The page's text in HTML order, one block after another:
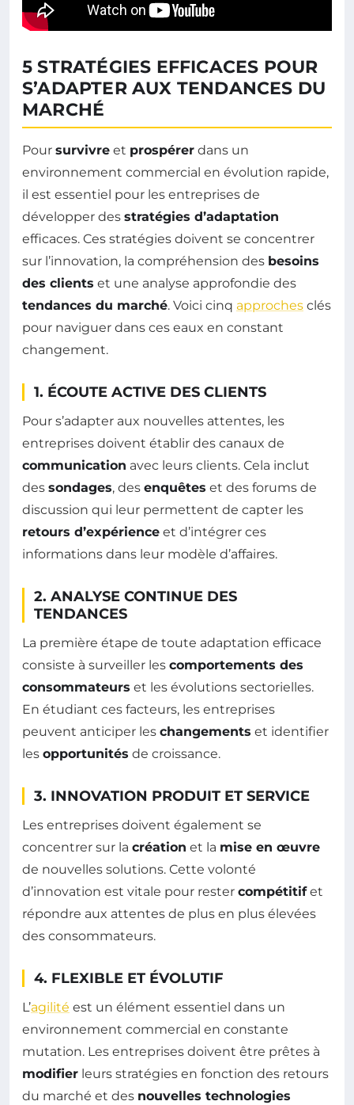
5 STRATÉGIES EFFICACES POUR
S’ADAPTER AUX TENDANCES DU
MARCHÉ
Pour survivre et prospérer dans un
environnement commercial en évolution rapide,
il est essentiel pour les entreprises de
développer des stratégies d’adaptation
efficaces. Ces stratégies doivent se concentrer
sur l’innovation, la compréhension des besoins
des clients et une analyse approfondie des
tendances du marché. Voici cinq approches clés
pour naviguer dans ces eaux en constant
changement.
1. ÉCOUTE ACTIVE DES CLIENTS
Pour s’adapter aux nouvelles attentes, les
entreprises doivent établir des canaux de
communication avec leurs clients. Cela inclut
des sondages, des enquêtes et des forums de
discussion qui leur permettent de capter les
retours d’expérience et d’intégrer ces
informations dans leur modèle d’affaires.
2. ANALYSE CONTINUE DES
TENDANCES
La première étape de toute adaptation efficace
consiste à surveiller les comportements des
consommateurs et les évolutions sectorielles.
En étudiant ces facteurs, les entreprises
peuvent anticiper les changements et identifier
les opportunités de croissance.
3. INNOVATION PRODUIT ET SERVICE
Les entreprises doivent également se
concentrer sur la création et la mise en œuvre
de nouvelles solutions. Cette volonté
d’innovation est vitale pour rester compétitifet
répondre aux attentes de plus en plus élevées
des consommateurs.
4. FLEXIBLE ET ÉVOLUTIF
L’agilité est un élément essentiel dans un
environnement commercial en constante
mutation. Les entreprises doivent être prêtes à
modifier leurs stratégies en fonction des retours
du marché et des nouvelles technologies